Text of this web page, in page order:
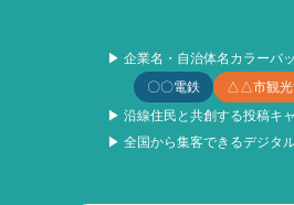
▶ 企業名・自治体名カラーバ
〇〇電鉄
△△市観光
▶ 沿線住民と共創する投稿キ
▶ 全国から集客できるデジタ